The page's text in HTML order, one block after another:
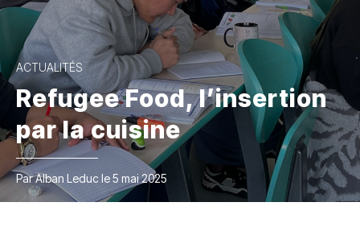
ACTUALITÉS
Refugee Food, l’insertion
par la cuisine
Par Alban Leduc le 5 mai 2025